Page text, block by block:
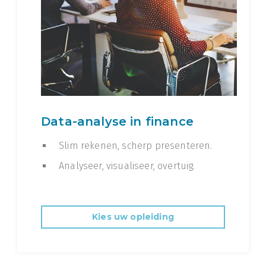
Data-analyse in finance
Slim rekenen, scherp presenteren.
Analyseer, visualiseer, overtuig.
Kies uw opleiding